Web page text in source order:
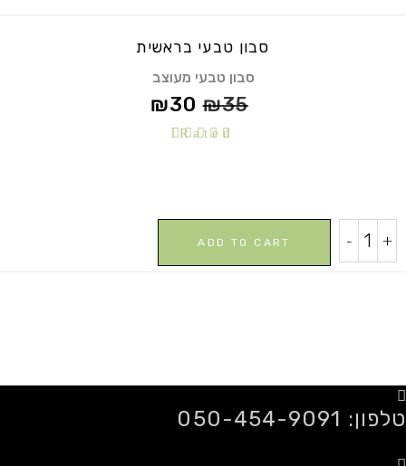
סבון טבעי בראשית
סבון טבעי מעוצב
₪35
₪30
Rated
טבעי
- +
ADD TO CART
טלפון: 050-454-9091